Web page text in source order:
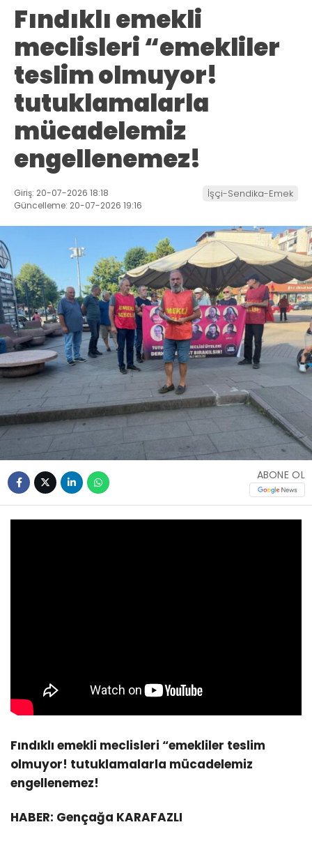
Fındıklı emekli
meclisleri “emekliler
teslim olmuyor!
tutuklamalarla
mücadelemiz
engellenemez!
Giriş: 20-07-2026 18:18
Güncelleme: 20-07-2026 19:16
İşçi-Sendika-Emek
ABONE OL
Fındıklı emekli meclisleri “emekliler teslim
olmuyor! tutuklamalarla mücadelemiz
engellenemez!
HABER: Gençağa KARAFAZLI